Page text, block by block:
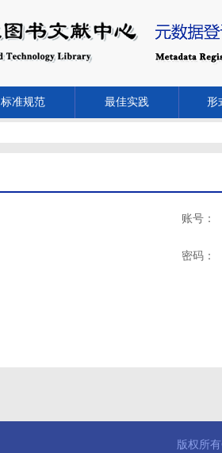
标准规范 最佳实践 形
账号：
密码：
版权所